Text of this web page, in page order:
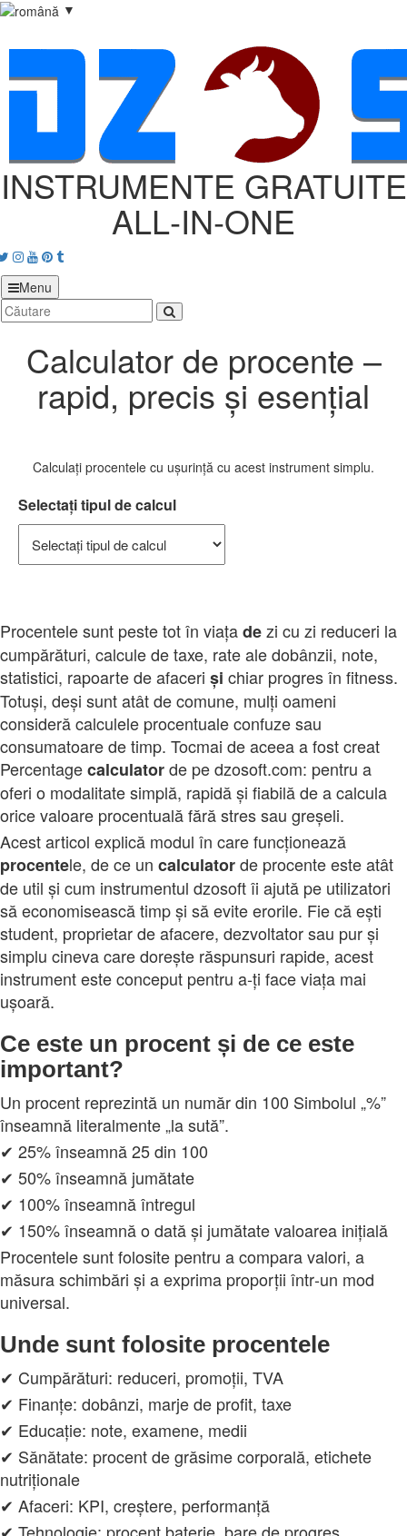
▼
INSTRUMENTE GRATUITE
ALL‑IN‑ONE
Twitter
Instagram
Youtube
Pinterest
tumblr
Menu
Calculator de procente –
rapid, precis și esențial
Calculați procentele cu ușurință cu acest instrument simplu.
Selectați tipul de calcul
Procentele sunt peste tot în viațadezi cu zi reduceri la
cumpărături, calcule de taxe, rate ale dobânzii, note,
statistici, rapoarte de afaceri și chiar progres în fitness.
Totuși, deși sunt atât de comune, mulți oameni
consideră calculele procentuale confuze sau
consumatoare de timp. Tocmai de aceea a fost creat
Percentagecalculatorde pe dzosoft.com: pentru a
oferi o modalitate simplă, rapidă și fiabilă de a calcula
orice valoare procentuală fără stres sau greșeli.
Acest articol explică modul în care funcționează
procentele, de ce un calculatorde procente este atât
de util și cum instrumentul dzosoft îi ajută pe utilizatori
să economisească timp și să evite erorile. Fie că ești
student, proprietar de afacere, dezvoltator sau pur și
simplu cineva care dorește răspunsuri rapide, acest
instrument este conceput pentru a‑ți face viața mai
ușoară.
Ce este un procent și de ce este
important?
Un procent reprezintă un număr din 100 Simbolul „%”
înseamnă literalmente „la sută”.
✔ 25% înseamnă 25 din 100
✔ 50% înseamnă jumătate
✔ 100% înseamnă întregul
✔ 150% înseamnă o dată și jumătate valoarea inițială
Procentele sunt folosite pentru a compara valori, a
măsura schimbări și a exprima proporții într‑un mod
universal.
Unde sunt folosite procentele
✔ Cumpărături: reduceri, promoții, TVA
✔ Finanțe: dobânzi, marje de profit, taxe
✔ Educație: note, examene, medii
✔ Sănătate: procent de grăsime corporală, etichete
nutriționale
✔ Afaceri: KPI, creștere, performanță
✔ Tehnologie: procent baterie, bare de progres